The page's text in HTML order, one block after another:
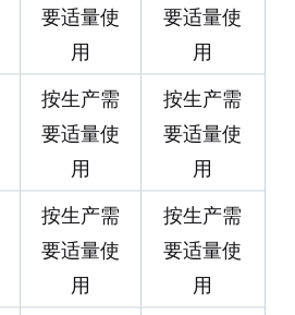
要适量使
用
要适量使
用
按生产需
要适量使
用
按生产需
要适量使
用
按生产需
要适量使
用
按生产需
要适量使
用